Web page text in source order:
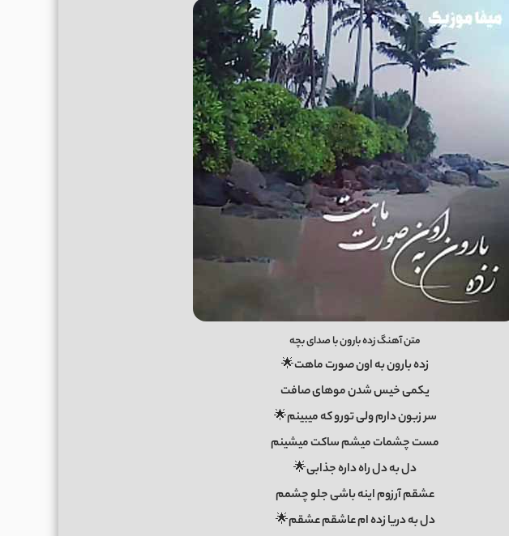
متن آهنگ زده بارون با صدای بچه
زده بارون به اون صورت ماهت🌟
یکمی خیس شدن موهای صافت
سر زبون دارم ولی تورو که میبینم🌟
مست چشمات میشم ساکت میشینم
دل به دل راه داره جذابی🌟
عشقم آرزوم اینه باشی جلو چشمم
دل به دریا زده ام عاشقم عشقم🌟